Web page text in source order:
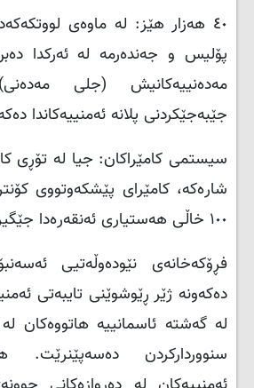
پۆلیس و جەندەرمە لە ئەرکدا
مەدەنییەکانیش (جلی
جێبەجێکردنی پلانە ئەمنییەکاندا
سیستمی کامێراکان: جیا لە تۆڕی
شارەکە، کامێرای پێشکەوتووی
١٠٠ خاڵی هەستیاری ئەنقەرەدا جێگیر دەکرێن.
فڕۆکەخانەی نێودەوڵەتیی
دەکەونە ژێر ڕێوشوێنی تایبەتی
لە گەشتە ئاسمانییە هاتووەکان
سنووردارکردن دەسەپێنرێت.